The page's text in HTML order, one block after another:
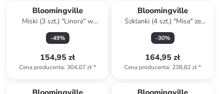
Bloomingville
Miski (3 szt.) "Linora" w
kolorze biało-jasnobrązowym
- Ø 12,5 cm
-49%
154,95 zł
Cena producenta: 304,07 zł*
Bloomingville
Szklanki (4 szt.) "Misa" ze
wzorem - 560 ml
-30%
164,95 zł
Cena producenta: 238,82 zł*